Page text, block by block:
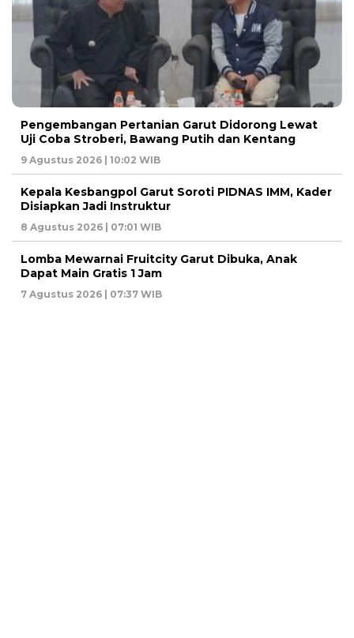
Pengembangan Pertanian Garut Didorong Lewat
Uji Coba Stroberi, Bawang Putih dan Kentang
9 Agustus 2026 | 10:02 WIB
Kepala Kesbangpol Garut Soroti PIDNAS IMM, Kader
Disiapkan Jadi Instruktur
8 Agustus 2026 | 07:01 WIB
Lomba Mewarnai Fruitcity Garut Dibuka, Anak
Dapat Main Gratis 1 Jam
7 Agustus 2026 | 07:37 WIB